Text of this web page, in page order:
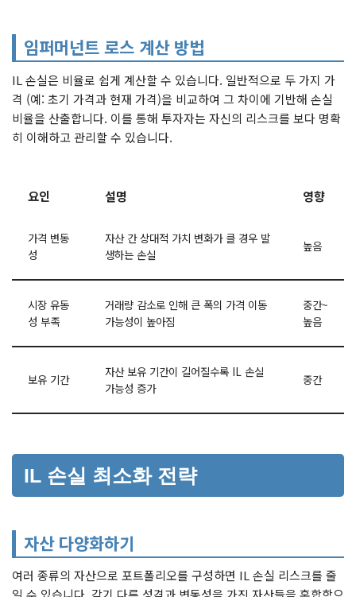
임퍼머넌트 로스 계산 방법
IL 손실은 비율로 쉽게 계산할 수 있습니다. 일반적으로 두 가지 가
격 (예: 초기 가격과 현재 가격)을 비교하여 그 차이에 기반해 손실
비율을 산출합니다. 이를 통해 투자자는 자신의 리스크를 보다 명확
히 이해하고 관리할 수 있습니다.
요인 설명 영향
가격 변동
성
자산 간 상대적 가치 변화가 클 경우 발
생하는 손실
높음
시장 유동
성 부족
거래량 감소로 인해 큰 폭의 가격 이동
가능성이 높아짐
중간~
높음
보유 기간
자산 보유 기간이 길어질수록 IL 손실
가능성 증가
중간
IL 손실 최소화 전략
자산 다양화하기
여러 종류의 자산으로 포트폴리오를 구성하면 IL 손실 리스크를 줄